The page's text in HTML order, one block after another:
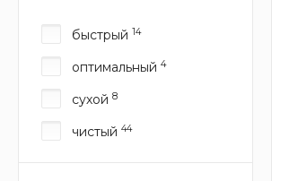
быстрый 14
оптимальный 4
сухой 8
чистый 44